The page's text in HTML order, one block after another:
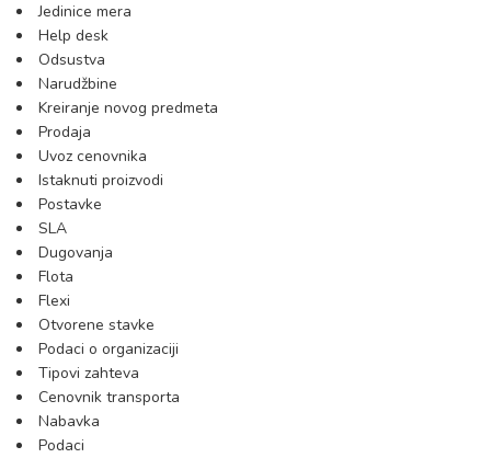
Jedinice mera
Help desk
Odsustva
Narudžbine
Kreiranje novog predmeta
Prodaja
Uvoz cenovnika
Istaknuti proizvodi
Postavke
SLA
Dugovanja
Flota
Flexi
Otvorene stavke
Podaci o organizaciji
Tipovi zahteva
Cenovnik transporta
Nabavka
Podaci